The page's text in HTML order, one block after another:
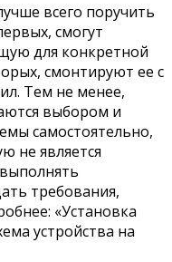
всего поручить
смогут
для конкретной
смонтируют ее с
Тем не менее,
выбором и
самостоятельно,
не является
требования,
«Установка
устройства на